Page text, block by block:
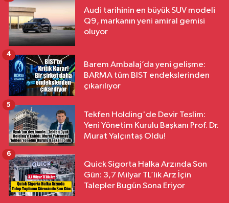
Audi tarihinin en büyük SUV modeli
Q9, markanın yeni amiral gemisi
oluyor
Barem Ambalaj’da yeni gelişme:
BARMA tüm BIST endekslerinden
çıkarılıyor
4
Tekfen Holding'de Devir Teslim:
Yeni Yönetim Kurulu Başkanı Prof. Dr.
Murat Yalçıntaş Oldu!
5
Quick Sigorta Halka Arzında Son
Gün: 3,7 Milyar TL’lik Arz İçin
Talepler Bugün Sona Eriyor
6